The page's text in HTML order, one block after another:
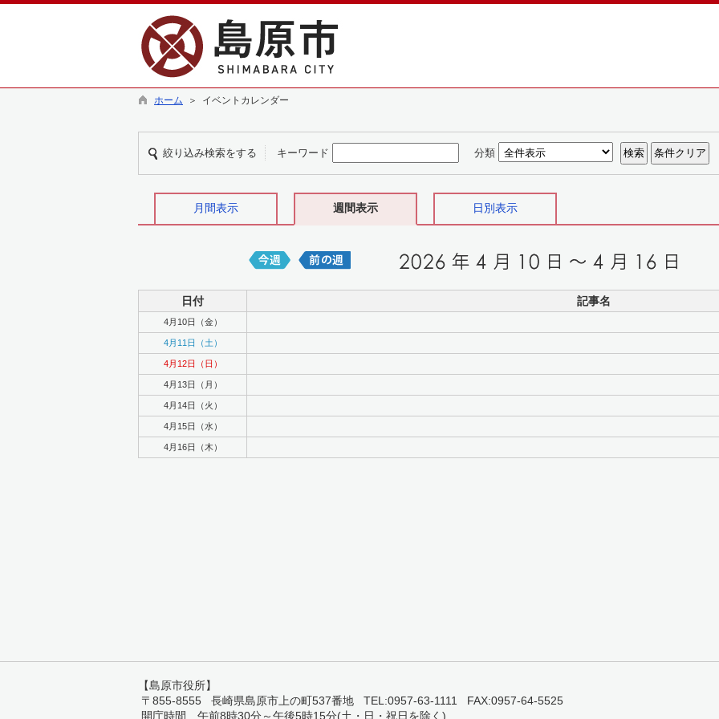
ホーム ＞ イベントカレンダー
絞り込み検索をする キーワード 分類
月間表示 週間表示 日別表示
日付 記事名
4月10日（金）
4月11日（土）
4月12日（日）
4月13日（月）
4月14日（火）
4月15日（水）
4月16日（木）
【島原市役所】
〒855-8555 長崎県島原市上の町537番地 TEL:0957-63-1111 FAX:0957-64-5525
開庁時間 午前8時30分～午後5時15分(土・日・祝日を除く)